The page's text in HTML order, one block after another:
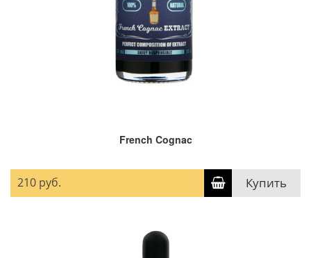
French Cognac
210 руб. Купить